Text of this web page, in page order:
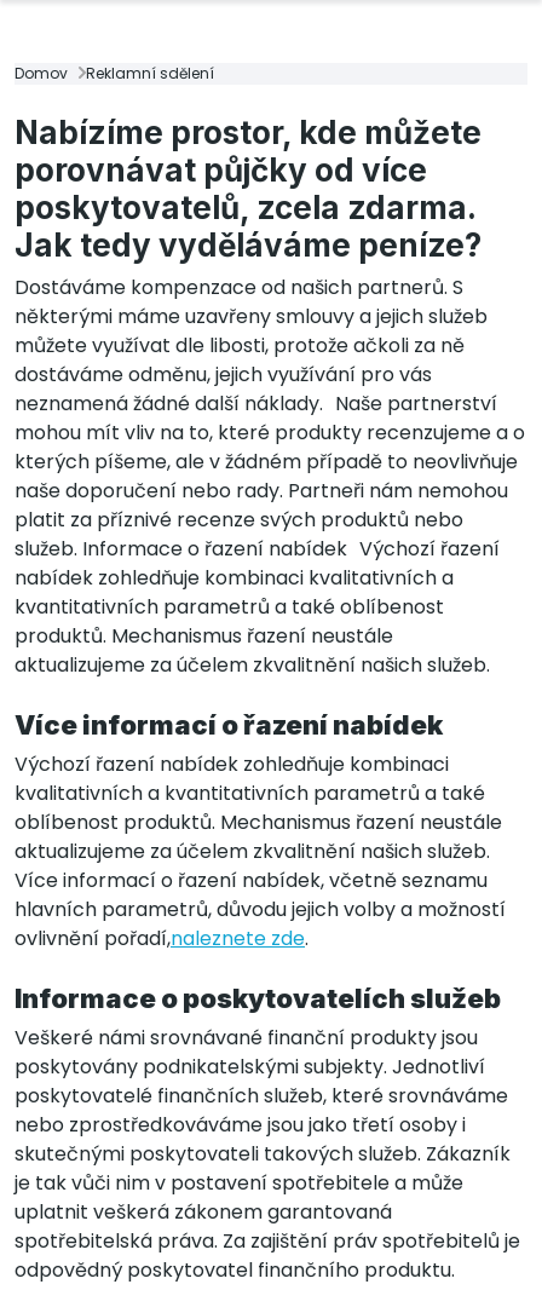
Domov Reklamní sdělení
Nabízíme prostor, kde můžete
porovnávat půjčky od více
poskytovatelů, zcela zdarma.
Jak tedy vyděláváme peníze?
Dostáváme kompenzace od našich partnerů. S
některými máme uzavřeny smlouvy a jejich služeb
můžete využívat dle libosti, protože ačkoli za ně
dostáváme odměnu, jejich využívání pro vás
neznamená žádné další náklady. Naše partnerství
mohou mít vliv na to, které produkty recenzujeme a o
kterých píšeme, ale v žádném případě to neovlivňuje
naše doporučení nebo rady. Partneři nám nemohou
platit za příznivé recenze svých produktů nebo
služeb. Informace o řazení nabídek Výchozí řazení
nabídek zohledňuje kombinaci kvalitativních a
kvantitativních parametrů a také oblíbenost
produktů. Mechanismus řazení neustále
aktualizujeme za účelem zkvalitnění našich služeb.
Více informací o řazení nabídek
Výchozí řazení nabídek zohledňuje kombinaci
kvalitativních a kvantitativních parametrů a také
oblíbenost produktů. Mechanismus řazení neustále
aktualizujeme za účelem zkvalitnění našich služeb.
Více informací o řazení nabídek, včetně seznamu
hlavních parametrů, důvodu jejich volby a možností
ovlivnění pořadí,naleznete zde.
Informace o poskytovatelích služeb
Veškeré námi srovnávané finanční produkty jsou
poskytovány podnikatelskými subjekty. Jednotliví
poskytovatelé finančních služeb, které srovnáváme
nebo zprostředkováváme jsou jako třetí osoby i
skutečnými poskytovateli takových služeb. Zákazník
je tak vůči nim v postavení spotřebitele a může
uplatnit veškerá zákonem garantovaná
spotřebitelská práva. Za zajištění práv spotřebitelů je
odpovědný poskytovatel finančního produktu.